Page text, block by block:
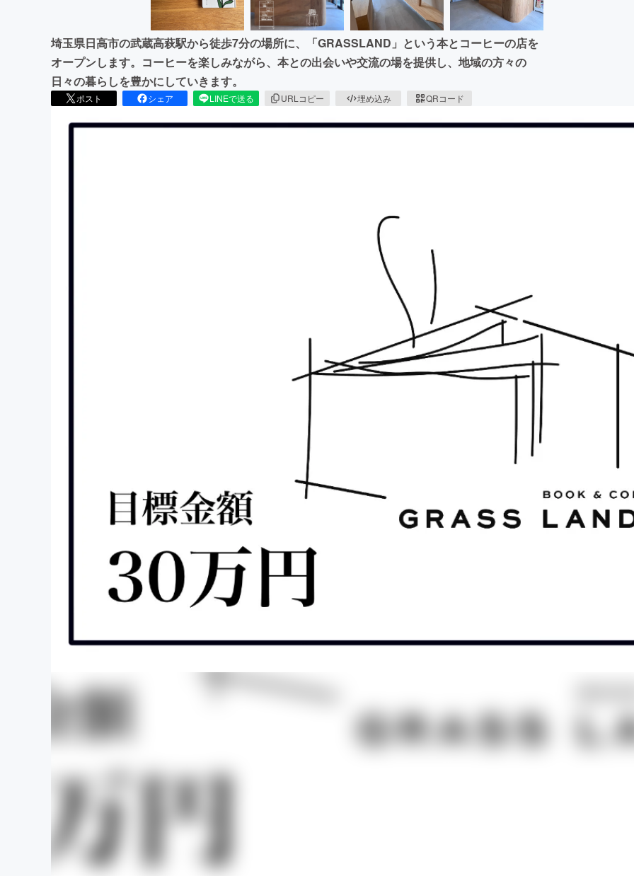
埼玉県日高市の武蔵高萩駅から徒歩7分の場所に、「GRASSLAND」という本とコーヒーの店を
オープンします。コーヒーを楽しみながら、本との出会いや交流の場を提供し、地域の方々の
日々の暮らしを豊かにしていきます。
ポスト シェア LINEで送る URLコピー 埋め込み QRコード